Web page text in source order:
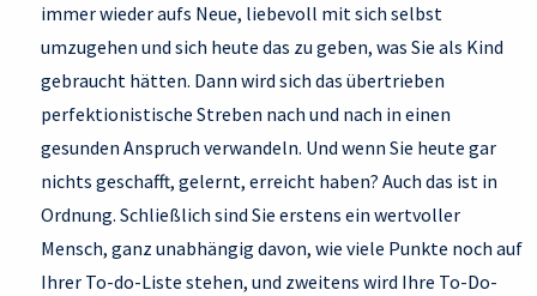
immer wieder aufs Neue, liebevoll mit sich selbst
umzugehen und sich heute das zu geben, was Sie als Kind
gebraucht hätten. Dann wird sich das übertrieben
perfektionistische Streben nach und nach in einen
gesunden Anspruch verwandeln. Und wenn Sie heute gar
nichts geschafft, gelernt, erreicht haben? Auch das ist in
Ordnung. Schließlich sind Sie erstens ein wertvoller
Mensch, ganz unabhängig davon, wie viele Punkte noch auf
Ihrer To-do-Liste stehen, und zweitens wird Ihre To-Do-